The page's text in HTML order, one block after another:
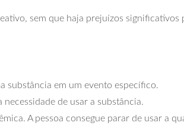
sem que haja prejuízos
substância em um evento específico.
de usar a substância.
A pessoa consegue parar de usar a